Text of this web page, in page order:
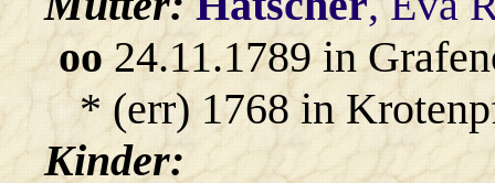
oo24.11.1789 in
* (err) 1768 in
Kinder: